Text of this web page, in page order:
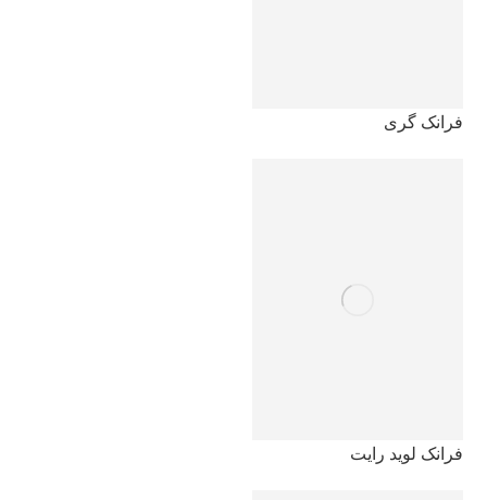
فرانک گری
فرانک لوید رایت